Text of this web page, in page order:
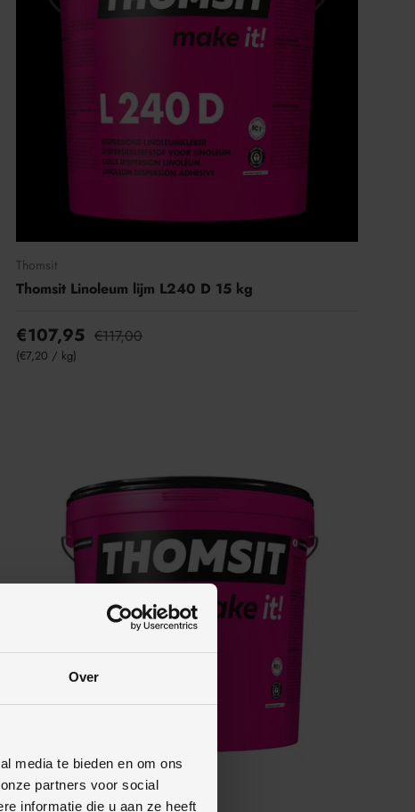
Over
media te bieden en om ons
partners voor social
informatie die u aan ze heeft
Thomsit
Thomsit Linoleum lijm L240 D 15 kg
€107,95 €117,00
Eenheid prijs
€7,20 / kg